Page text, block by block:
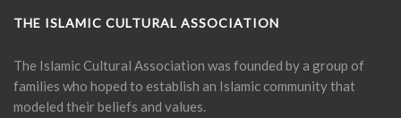
THE ISLAMIC CULTURAL ASSOCIATION
The Islamic Cultural Association was founded by a group of
families who hoped to establish an Islamic community that
modeled their beliefs and values.